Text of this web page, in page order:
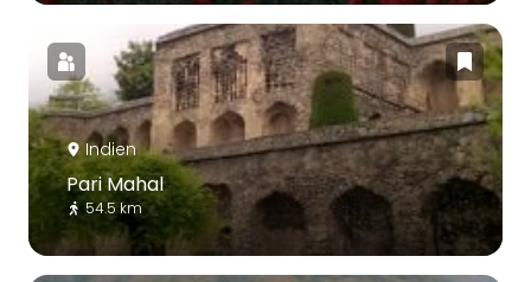
Indien
Pari Mahal
54.5 km